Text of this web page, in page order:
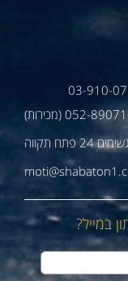
03-910-
(מכירות)
במייל?